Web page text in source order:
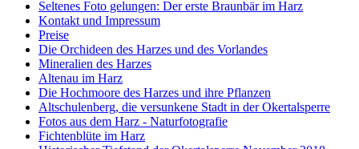
Seltenes Foto gelungen: Der erste Braunbär im Harz
Kontakt und Impressum
Preise
Die Orchideen des Harzes und des Vorlandes
Mineralien des Harzes
Altenau im Harz
Die Hochmoore des Harzes und ihre Pflanzen
Altschulenberg, die versunkene Stadt in der Okertalsperre
Fotos aus dem Harz - Naturfotografie
Fichtenblüte im Harz